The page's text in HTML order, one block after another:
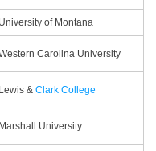
University of Montana
Carolina University
Lewis & Clark College
Marshall University